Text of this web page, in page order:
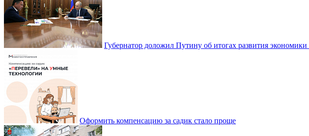
Губернатор доложил Путину об итогах развития
Оформить компенсацию за садик стало проще